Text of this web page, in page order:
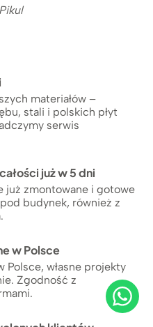
materiałów –
stali i polskich płyt
serwis
już w 5 dni
już zmontowane i gotowe
budynek, również z
w Polsce
Polsce, własne projekty
Zgodność z